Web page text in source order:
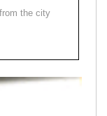
the city